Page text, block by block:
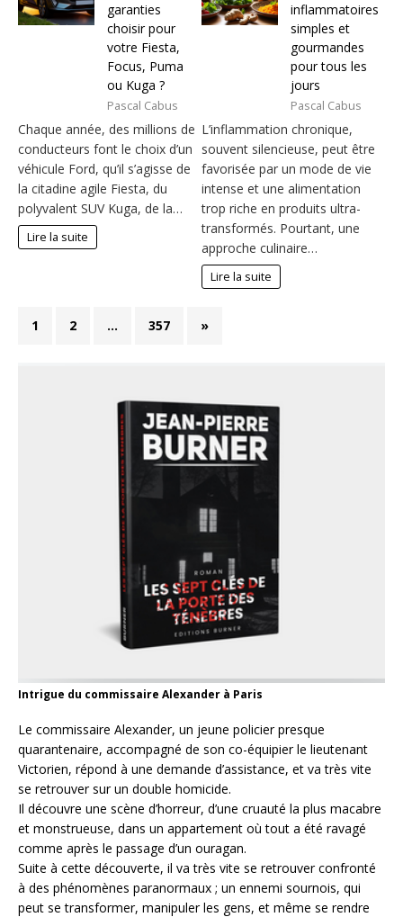
garanties
choisir pour
votre Fiesta,
Focus, Puma
ou Kuga ?
Pascal Cabus
Chaque année, des millions de
conducteurs font le choix d’un
véhicule Ford, qu’il s’agisse de
la citadine agile Fiesta, du
polyvalent SUV Kuga, de la…
Lire la suite
inflammatoires
simples et
gourmandes
pour tous les
jours
Pascal Cabus
L’inflammation chronique,
souvent silencieuse, peut être
favorisée par un mode de vie
intense et une alimentation
trop riche en produits ultra-
transformés. Pourtant, une
approche culinaire…
Lire la suite
1 2 … 357 »
Intrigue du commissaire Alexander à Paris
Le commissaire Alexander, un jeune policier presque
quarantenaire, accompagné de son co-équipier le lieutenant
Victorien, répond à une demande d’assistance, et va très vite
se retrouver sur un double homicide.
Il découvre une scène d’horreur, d’une cruauté la plus macabre
et monstrueuse, dans un appartement où tout a été ravagé
comme après le passage d’un ouragan.
Suite à cette découverte, il va très vite se retrouver confronté
à des phénomènes paranormaux ; un ennemi sournois, qui
peut se transformer, manipuler les gens, et même se rendre